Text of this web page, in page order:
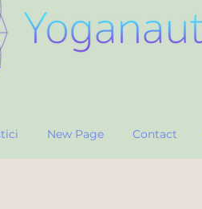
New Page Contact